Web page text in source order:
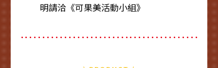
明請洽《可果美活動小組》